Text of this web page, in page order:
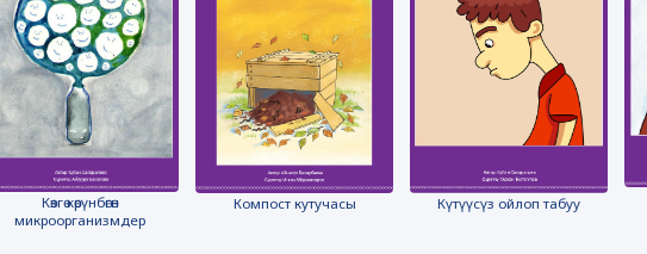
Көзгө көрүнбөгөн
микроорганизмдер
Компост кутучасы Күтүүсүз ойлоп табуу